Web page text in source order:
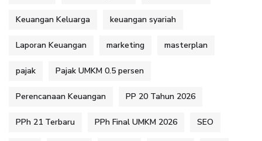
Keuangan Keluarga keuangan syariah
Laporan Keuangan marketing masterplan
pajak Pajak UMKM 0.5 persen
Perencanaan Keuangan PP 20 Tahun 2026
PPh 21 Terbaru PPh Final UMKM 2026 SEO